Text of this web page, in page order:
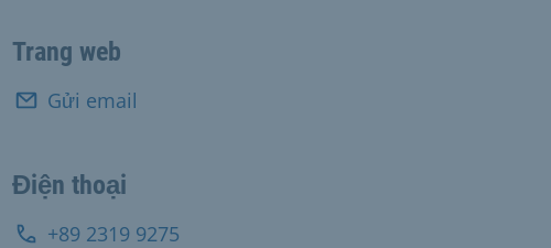
Trang web
Gửi email
Điện thoại
+89 2319 9275